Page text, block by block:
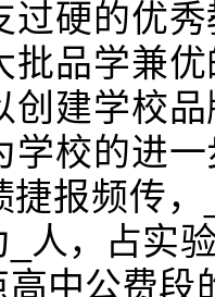
过硬的优
批品学兼
创建学校
学校的进
捷报频传
人，占实
中公费